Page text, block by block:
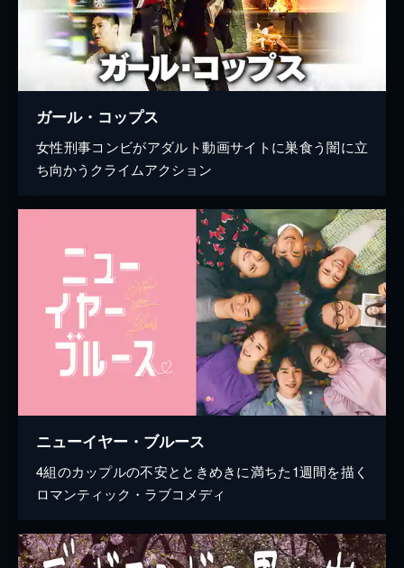
ガール・コップス
女性刑事コンビがアダルト動画サイトに巣食う闇に立
ち向かうクライムアクション
ニューイヤー・ブルース
4組のカップルの不安とときめきに満ちた1週間を描く
ロマンティック・ラブコメディ